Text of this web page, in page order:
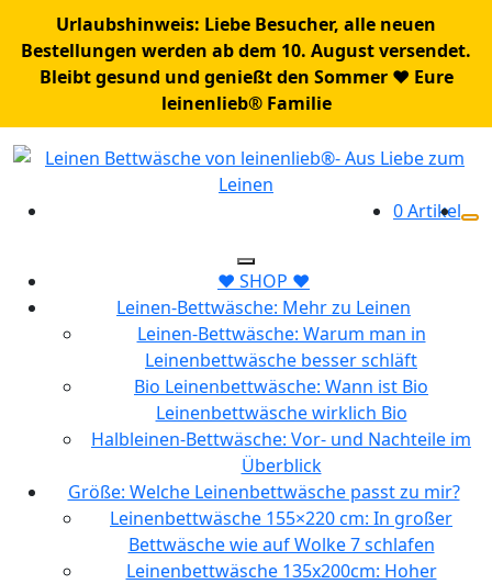
Urlaubshinweis: Liebe Besucher, alle neuen
Bestellungen werden ab dem 10. August versendet.
Bleibt gesund und genießt den Sommer ♥️ Eure
leinenlieb® Familie
Zum
Inhalt
0 Artikel
❤️ SHOP ❤️
Leinen-Bettwäsche: Mehr zu Leinen
Leinen-Bettwäsche: Warum man in
Leinenbettwäsche besser schläft
Bio Leinenbettwäsche: Wann ist Bio
Leinenbettwäsche wirklich Bio
Halbleinen-Bettwäsche: Vor- und Nachteile im
Überblick
Größe: Welche Leinenbettwäsche passt zu mir?
Leinenbettwäsche 155×220 cm: In großer
Bettwäsche wie auf Wolke 7 schlafen
Leinenbettwäsche 135x200cm: Hoher